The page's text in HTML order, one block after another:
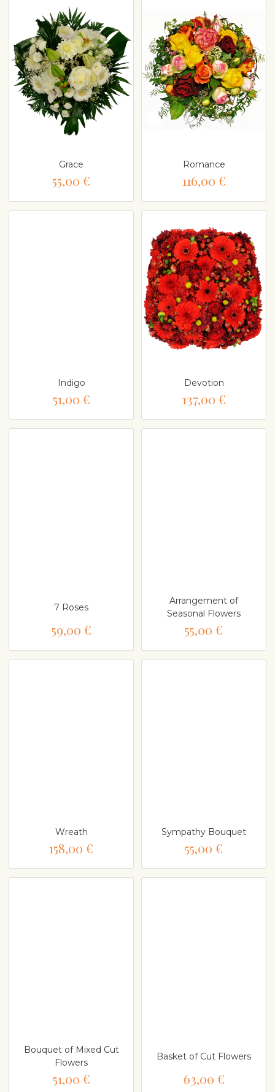
Grace
55,00 €
Romance
116,00 €
Indigo
51,00 €
Devotion
137,00 €
7 Roses
59,00 €
Arrangement of
Seasonal Flowers
55,00 €
Wreath
158,00 €
Sympathy Bouquet
55,00 €
Bouquet of Mixed Cut
Flowers
51,00 €
Basket of Cut Flowers
63,00 €